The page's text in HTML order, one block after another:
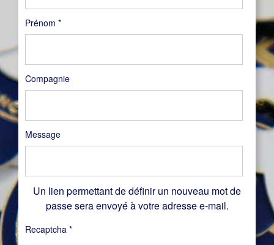
Prénom *
Compagnie
Message
Un lien permettant de définir un nouveau mot de
passe sera envoyé à votre adresse e-mail.
Recaptcha *